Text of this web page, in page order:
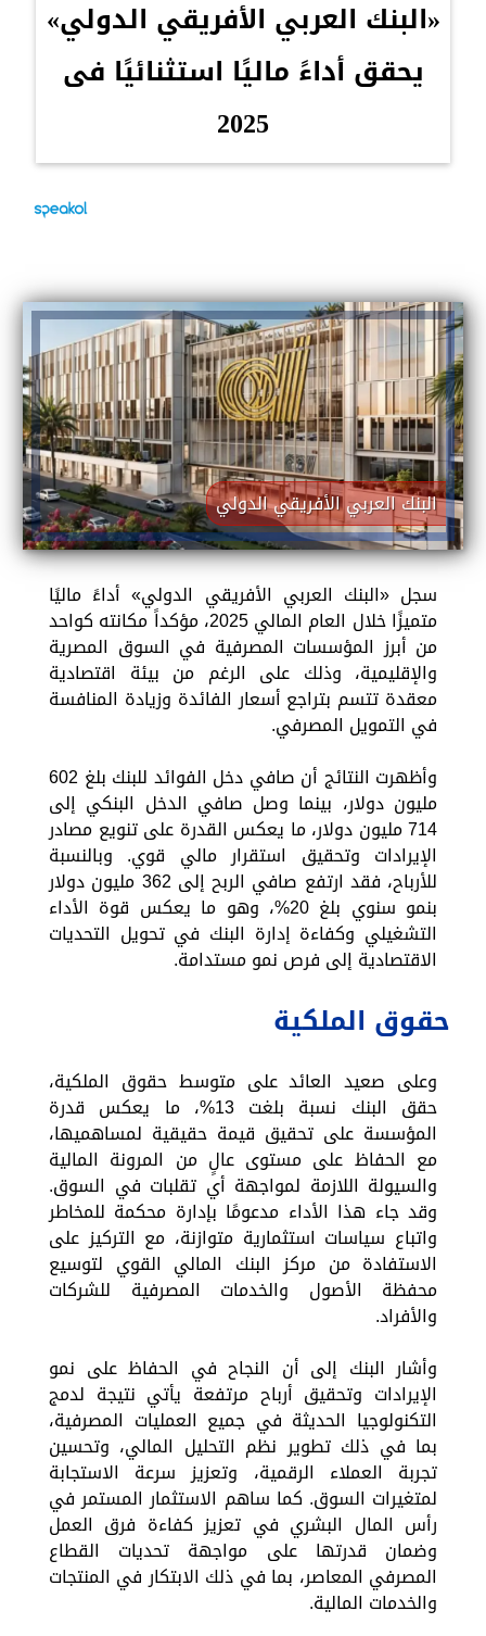
«البنك العربي الأفريقي الدولي»
يحقق أداءً ماليًا استثنائيًا فى
2025
البنك العربي الأفريقي الدولي
سجل «البنك العربي الأفريقي الدولي» أداءً ماليًا
متميزًا خلال العام المالي 2025، مؤكداً مكانته كواحد
من أبرز المؤسسات المصرفية في السوق المصرية
والإقليمية، وذلك على الرغم من بيئة اقتصادية
معقدة تتسم بتراجع أسعار الفائدة وزيادة المنافسة
في التمويل المصرفي.
وأظهرت النتائج أن صافي دخل الفوائد للبنك بلغ 602
مليون دولار، بينما وصل صافي الدخل البنكي إلى
714 مليون دولار، ما يعكس القدرة على تنويع مصادر
الإيرادات وتحقيق استقرار مالي قوي. وبالنسبة
للأرباح، فقد ارتفع صافي الربح إلى 362 مليون دولار
بنمو سنوي بلغ 20%، وهو ما يعكس قوة الأداء
التشغيلي وكفاءة إدارة البنك في تحويل التحديات
الاقتصادية إلى فرص نمو مستدامة.
حقوق الملكية
وعلى صعيد العائد على متوسط حقوق الملكية،
حقق البنك نسبة بلغت 13%، ما يعكس قدرة
المؤسسة على تحقيق قيمة حقيقية لمساهميها،
مع الحفاظ على مستوى عالٍ من المرونة المالية
والسيولة اللازمة لمواجهة أي تقلبات في السوق.
وقد جاء هذا الأداء مدعومًا بإدارة محكمة للمخاطر
واتباع سياسات استثمارية متوازنة، مع التركيز على
الاستفادة من مركز البنك المالي القوي لتوسيع
محفظة الأصول والخدمات المصرفية للشركات
والأفراد.
وأشار البنك إلى أن النجاح في الحفاظ على نمو
الإيرادات وتحقيق أرباح مرتفعة يأتي نتيجة لدمج
التكنولوجيا الحديثة في جميع العمليات المصرفية،
بما في ذلك تطوير نظم التحليل المالي، وتحسين
تجربة العملاء الرقمية، وتعزيز سرعة الاستجابة
لمتغيرات السوق. كما ساهم الاستثمار المستمر في
رأس المال البشري في تعزيز كفاءة فرق العمل
وضمان قدرتها على مواجهة تحديات القطاع
المصرفي المعاصر، بما في ذلك الابتكار في المنتجات
والخدمات المالية.